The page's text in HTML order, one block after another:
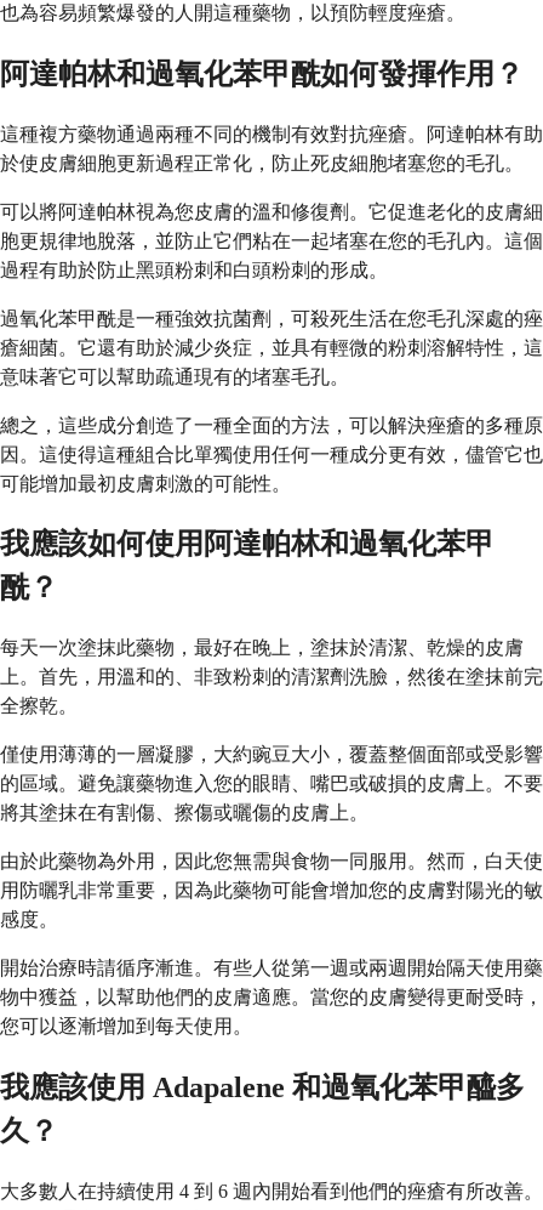
也為容易頻繁爆發的人開這種藥物，以預防輕度痤瘡。
阿達帕林和過氧化苯甲酰如何發揮作用？
這種複方藥物通過兩種不同的機制有效對抗痤瘡。阿達帕林有助
於使皮膚細胞更新過程正常化，防止死皮細胞堵塞您的毛孔。
可以將阿達帕林視為您皮膚的溫和修復劑。它促進老化的皮膚細
胞更規律地脫落，並防止它們粘在一起堵塞在您的毛孔內。這個
過程有助於防止黑頭粉刺和白頭粉刺的形成。
過氧化苯甲酰是一種強效抗菌劑，可殺死生活在您毛孔深處的痤
瘡細菌。它還有助於減少炎症，並具有輕微的粉刺溶解特性，這
意味著它可以幫助疏通現有的堵塞毛孔。
總之，這些成分創造了一種全面的方法，可以解決痤瘡的多種原
因。這使得這種組合比單獨使用任何一種成分更有效，儘管它也
可能增加最初皮膚刺激的可能性。
我應該如何使用阿達帕林和過氧化苯甲
酰？
每天一次塗抹此藥物，最好在晚上，塗抹於清潔、乾燥的皮膚
上。首先，用溫和的、非致粉刺的清潔劑洗臉，然後在塗抹前完
全擦乾。
僅使用薄薄的一層凝膠，大約豌豆大小，覆蓋整個面部或受影響
的區域。避免讓藥物進入您的眼睛、嘴巴或破損的皮膚上。不要
將其塗抹在有割傷、擦傷或曬傷的皮膚上。
由於此藥物為外用，因此您無需與食物一同服用。然而，白天使
用防曬乳非常重要，因為此藥物可能會增加您的皮膚對陽光的敏
感度。
開始治療時請循序漸進。有些人從第一週或兩週開始隔天使用藥
物中獲益，以幫助他們的皮膚適應。當您的皮膚變得更耐受時，
您可以逐漸增加到每天使用。
我應該使用 Adapalene 和過氧化苯甲醯多
久？
大多數人在持續使用 4 到 6 週內開始看到他們的痤瘡有所改善。